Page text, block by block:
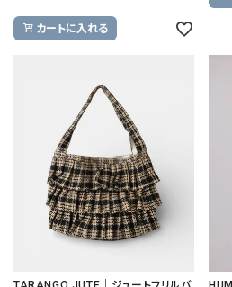
カートに入れる